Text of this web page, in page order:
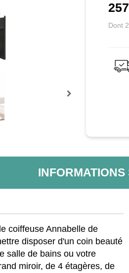
Dont
coiffeuse Annabelle de
disposer d'un coin beauté
salle de bains ou votre
miroir, de 4 étagères, de